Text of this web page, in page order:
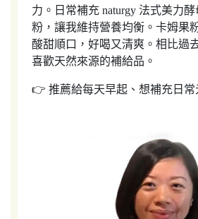
力。日常補充 naturgy 法式美力
粉，讓我維持營養均衡。卡姆果
酸甜順口，好喝又清爽。相比過
喜歡天然來源的補給品。
👉 推薦給每天早起、想補充日常